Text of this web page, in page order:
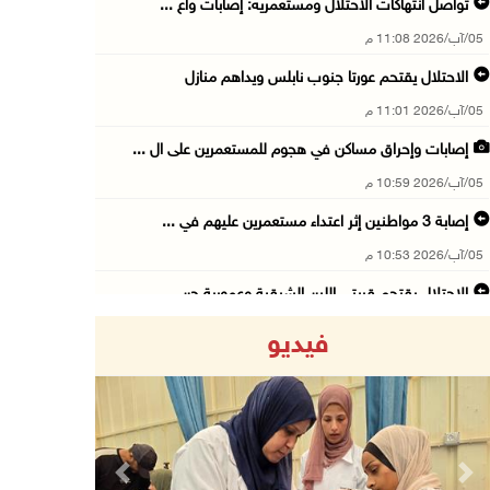
تواصل انتهاكات الاحتلال ومستعمريه: إصابات واع ...
05/آب/2026 11:08 م
الاحتلال يقتحم عورتا جنوب نابلس ويداهم منازل
05/آب/2026 11:01 م
إصابات وإحراق مساكن في هجوم للمستعمرين على ال ...
05/آب/2026 10:59 م
إصابة 3 مواطنين إثر اعتداء مستعمرين عليهم في ...
05/آب/2026 10:53 م
الاحتلال يقتحم قريتي اللبن الشرقية وعمورية جن ...
مستعمرون يقتحمون بيت فجار جنوب بيت لحم
05/آب/2026 10:19 م
فيديو
Previous Next